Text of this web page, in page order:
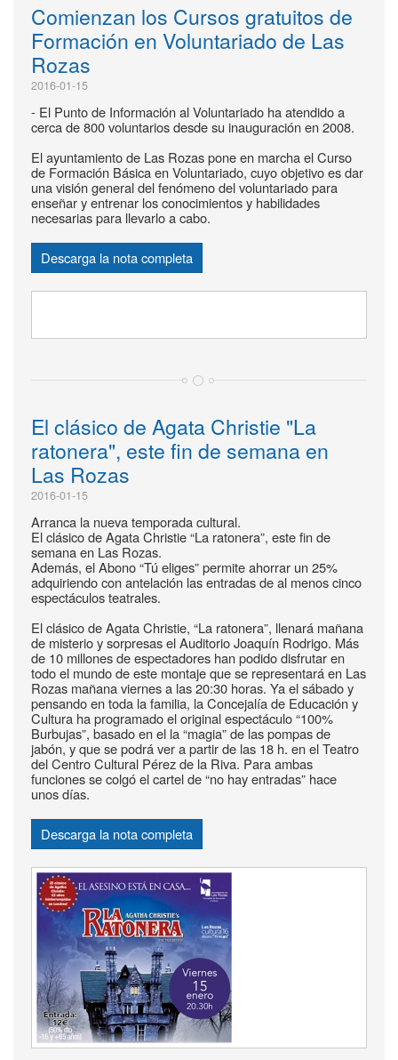
Comienzan los Cursos gratuitos de
Formación en Voluntariado de Las
Rozas
2016-01-15
- El Punto de Información al Voluntariado ha atendido a
cerca de 800 voluntarios desde su inauguración en 2008.
El ayuntamiento de Las Rozas pone en marcha el Curso
de Formación Básica en Voluntariado, cuyo objetivo es dar
una visión general del fenómeno del voluntariado para
enseñar y entrenar los conocimientos y habilidades
necesarias para llevarlo a cabo.
Descarga la nota completa
El clásico de Agata Christie "La
ratonera", este fin de semana en
Las Rozas
2016-01-15
Arranca la nueva temporada cultural.
El clásico de Agata Christie “La ratonera”, este fin de
semana en Las Rozas.
Además, el Abono “Tú eliges” permite ahorrar un 25%
adquiriendo con antelación las entradas de al menos cinco
espectáculos teatrales.
El clásico de Agata Christie, “La ratonera”, llenará mañana
de misterio y sorpresas el Auditorio Joaquín Rodrigo. Más
de 10 millones de espectadores han podido disfrutar en
todo el mundo de este montaje que se representará en Las
Rozas mañana viernes a las 20:30 horas. Ya el sábado y
pensando en toda la familia, la Concejalía de Educación y
Cultura ha programado el original espectáculo “100%
Burbujas”, basado en el la “magia” de las pompas de
jabón, y que se podrá ver a partir de las 18 h. en el Teatro
del Centro Cultural Pérez de la Riva. Para ambas
funciones se colgó el cartel de “no hay entradas” hace
unos días.
Descarga la nota completa